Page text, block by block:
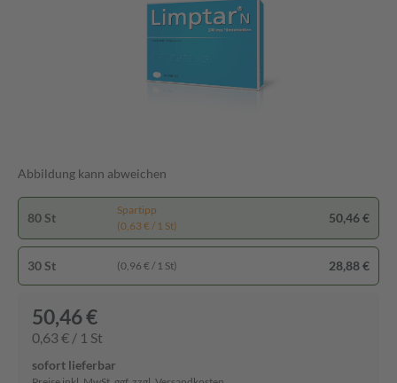
Abbildung kann abweichen
80 St
Spartipp
(0,63 € / 1 St)
50,46 €
30 St (0,96 € / 1 St) 28,88 €
50,46 €
0,63 € / 1 St
sofort lieferbar